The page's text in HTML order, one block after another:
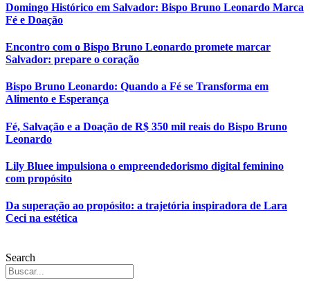
Domingo Histórico em Salvador: Bispo Bruno Leonardo Marca
Fé e Doação
Encontro com o Bispo Bruno Leonardo promete marcar
Salvador: prepare o coração
Bispo Bruno Leonardo: Quando a Fé se Transforma em
Alimento e Esperança
Fé, Salvação e a Doação de R$ 350 mil reais do Bispo Bruno
Leonardo
Lily Bluee impulsiona o empreendedorismo digital feminino
com propósito
Da superação ao propósito: a trajetória inspiradora de Lara
Ceci na estética
Search